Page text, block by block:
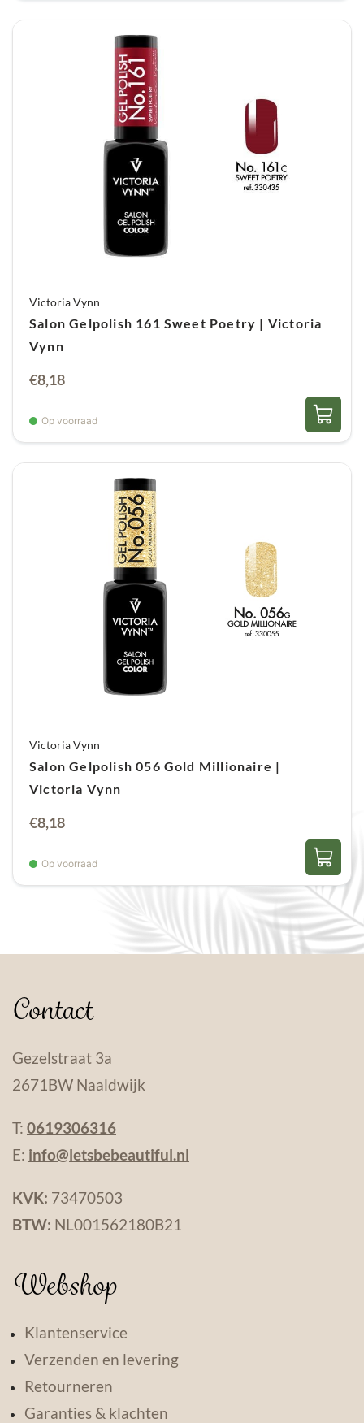
Victoria Vynn
Salon Gelpolish 161 Sweet Poetry | Victoria
Vynn
€8,18
Op voorraad
Victoria Vynn
Salon Gelpolish 056 Gold Millionaire |
Victoria Vynn
€8,18
Op voorraad
Contact
Gezelstraat 3a
2671BW Naaldwijk
T: 0619306316
E: info@letsbebeautiful.nl
KVK: 73470503
BTW: NL001562180B21
Webshop
Klantenservice
Verzenden en levering
Retourneren
Garanties & klachten